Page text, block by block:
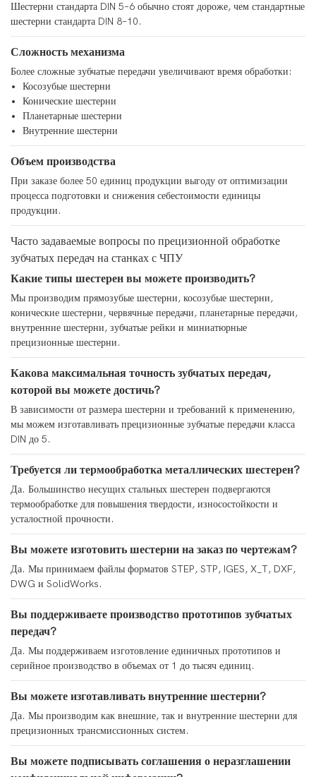
Шестерни стандарта DIN 5–6 обычно стоят дороже, чем стандартные
шестерни стандарта DIN 8–10.
Сложность механизма
Более сложные зубчатые передачи увеличивают время обработки:
Косозубые шестерни
Конические шестерни
Планетарные шестерни
Внутренние шестерни
Объем производства
При заказе более 50 единиц продукции выгоду от оптимизации
процесса подготовки и снижения себестоимости единицы
продукции.
Часто задаваемые вопросы по прецизионной обработке
зубчатых передач на станках с ЧПУ
Какие типы шестерен вы можете производить?
Мы производим прямозубые шестерни, косозубые шестерни,
конические шестерни, червячные передачи, планетарные передачи,
внутренние шестерни, зубчатые рейки и миниатюрные
прецизионные шестерни.
Какова максимальная точность зубчатых передач,
которой вы можете достичь?
В зависимости от размера шестерни и требований к применению,
мы можем изготавливать прецизионные зубчатые передачи класса
DIN до 5.
Требуется ли термообработка металлических шестерен?
Да. Большинство несущих стальных шестерен подвергаются
термообработке для повышения твердости, износостойкости и
усталостной прочности.
Вы можете изготовить шестерни на заказ по чертежам?
Да. Мы принимаем файлы форматов STEP, STP, IGES, X_T, DXF,
DWG и SolidWorks.
Вы поддерживаете производство прототипов зубчатых
передач?
Да. Мы поддерживаем изготовление единичных прототипов и
серийное производство в объемах от 1 до тысяч единиц.
Вы можете изготавливать внутренние шестерни?
Да. Мы производим как внешние, так и внутренние шестерни для
прецизионных трансмиссионных систем.
Вы можете подписывать соглашения о неразглашении